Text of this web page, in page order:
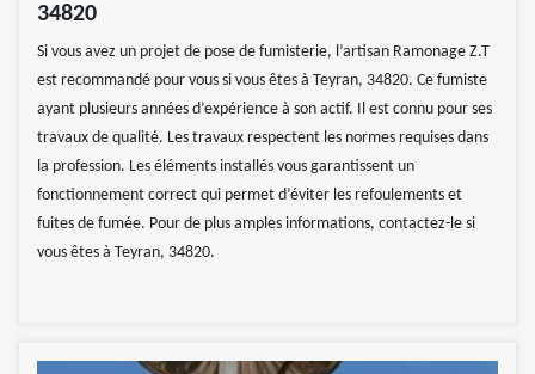
34820
Si vous avez un projet de pose de fumisterie, l’artisan Ramonage Z.T
est recommandé pour vous si vous êtes à Teyran, 34820. Ce fumiste
ayant plusieurs années d’expérience à son actif. Il est connu pour ses
travaux de qualité. Les travaux respectent les normes requises dans
la profession. Les éléments installés vous garantissent un
fonctionnement correct qui permet d’éviter les refoulements et
fuites de fumée. Pour de plus amples informations, contactez-le si
vous êtes à Teyran, 34820.